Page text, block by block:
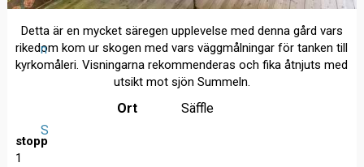
n
S
Detta är en mycket säregen upplevelse med denna gård vars
rikedom kom ur skogen med vars väggmålningar för tanken till
kyrkomåleri. Visningarna rekommenderas och fika åtnjuts med
utsikt mot sjön Summeln.
Ort Säffle
stopp
1